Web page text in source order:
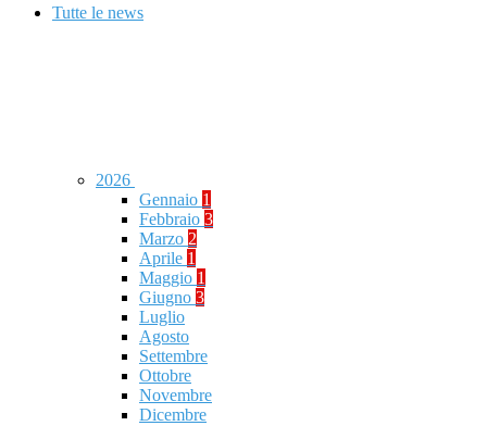
Tutte le news
2026
Gennaio 1
Febbraio 3
Marzo 2
Aprile 1
Maggio 1
Giugno 3
Luglio
Agosto
Settembre
Ottobre
Novembre
Dicembre